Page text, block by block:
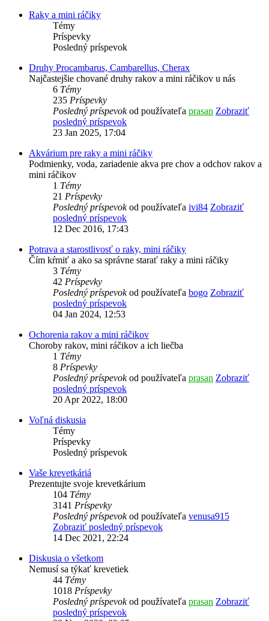
Raky a mini ráčiky
Témy
Príspevky
Posledný príspevok
Druhy Procambarus, Cambarellus, Cherax
Najčastejšie chované druhy rakov a mini ráčikov u nás
6 Témy
235 Príspevky
Posledný príspevokod používateľa prasan Zobraziť
posledný príspevok
23 Jan 2025, 17:04
Akvárium pre raky a mini ráčiky
Podmienky, voda, zariadenie akva pre chov a odchov rakov a
mini ráčikov
1 Témy
21 Príspevky
Posledný príspevokod používateľa ivi84 Zobraziť
posledný príspevok
12 Dec 2016, 17:43
Potrava a starostlivosť o raky, mini ráčiky
Čím kŕmiť a ako sa správne starať raky a mini ráčiky
3 Témy
42 Príspevky
Posledný príspevokod používateľa bogo Zobraziť
posledný príspevok
04 Jan 2024, 12:53
Ochorenia rakov a mini ráčikov
Choroby rakov, mini ráčikov a ich liečba
1 Témy
8 Príspevky
Posledný príspevokod používateľa prasan Zobraziť
posledný príspevok
20 Apr 2022, 18:00
Voľná diskusia
Témy
Príspevky
Posledný príspevok
Vaše krevetkáriá
Prezentujte svoje krevetkárium
104 Témy
3141 Príspevky
Posledný príspevokod používateľa venusa915
Zobraziť posledný príspevok
14 Dec 2021, 22:24
Diskusia o všetkom
Nemusí sa týkať krevetiek
44 Témy
1018 Príspevky
Posledný príspevokod používateľa prasan Zobraziť
posledný príspevok